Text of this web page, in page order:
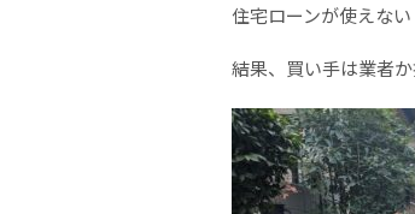
住宅ローンが使えない
結果、買い手は業者